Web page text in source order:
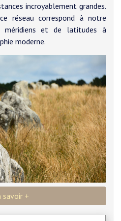
incroyablement grandes.
réseau correspond à notre
méridiens et de latitudes à
moderne.
savoir +